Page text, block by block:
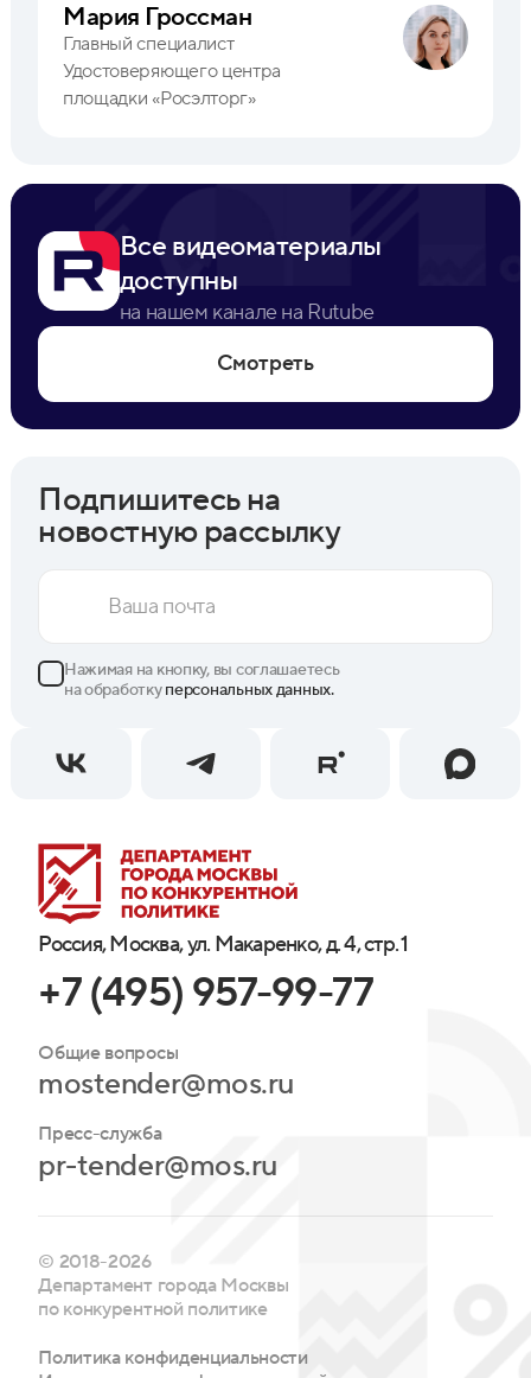
Мария Гроссман
Главный специалист
Удостоверяющего центра
площадки «Росэлторг»
Все видеоматериалы
доступны
на нашем канале на Rutube
Смотреть
Россия, Москва, ул. Макаренко, д. 4, стр. 1
+7 (495) 957-99-77
Общие вопросы
mostender@mos.ru
Пресс-служба
pr-tender@mos.ru
Подпишитесь на
новостную рассылку
Нажимая на кнопку, вы соглашаетесь
на обработкуперсональных данных.
© 2018-2026
Департамент города Москвы
по конкурентной политике
Политика конфиденциальности